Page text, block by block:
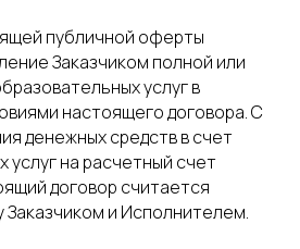
публичной оферты
Заказчиком полной или
услуг в
настоящего договора. С
денежных средств в счет
услуг на расчетный счет
договор считается
и Исполнителем.